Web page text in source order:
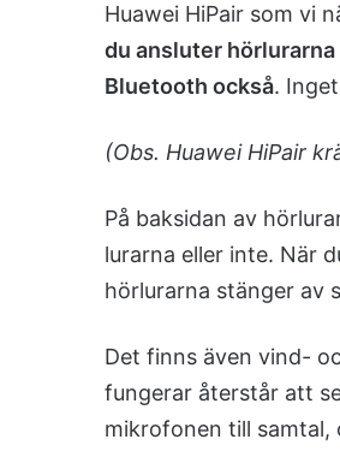
Huawei HiPair som vi
du ansluter
Bluetooth också.
(Obs. Huawei HiPair
På baksidan av
lurarna eller inte. När
hörlurarna stänger av
Det finns även vind-
fungerar återstår att
mikrofonen till samtal,